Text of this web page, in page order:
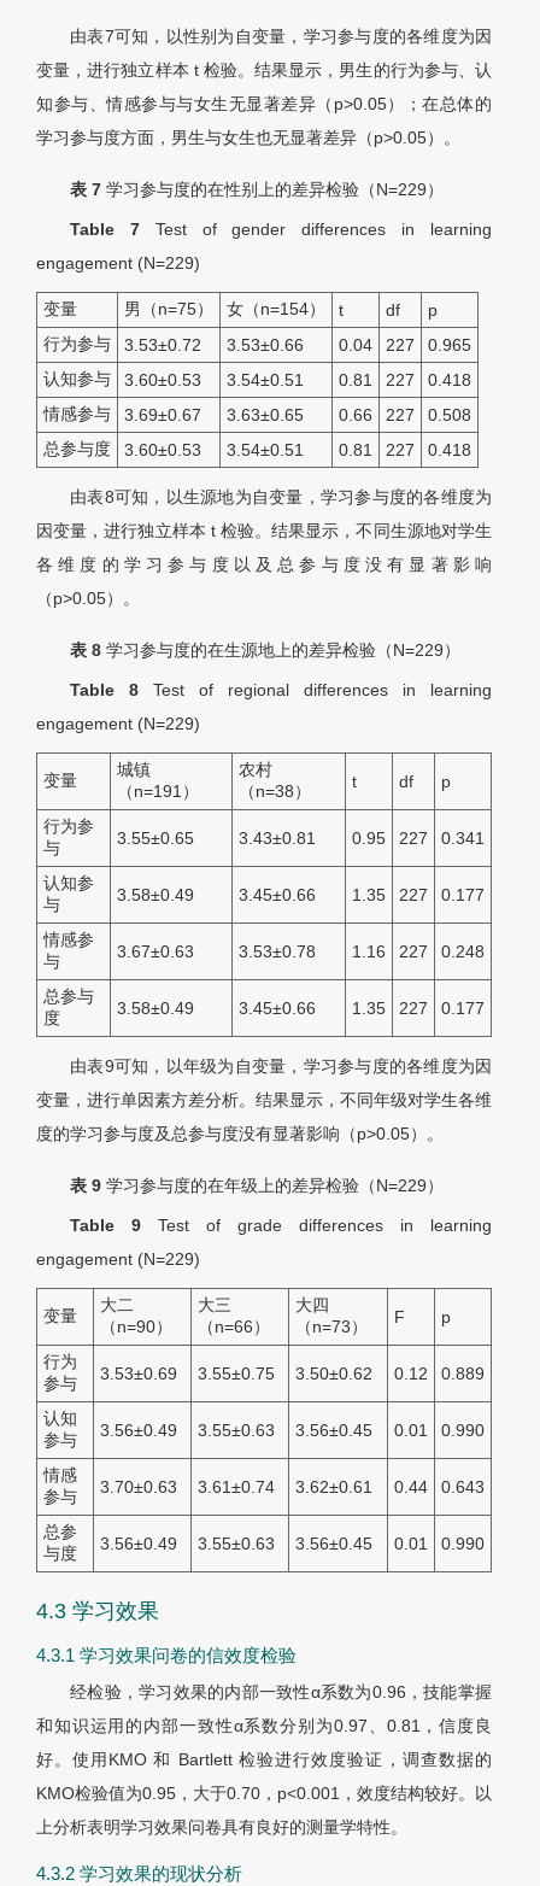
由表7可知，以性别为自变量，学习参与度的各维度为因
变量，进行独立样本 t 检验。结果显示，男生的行为参与、认
知参与、情感参与与女生无显著差异（p>0.05）；在总体的
学习参与度方面，男生与女生也无显著差异（p>0.05）。
表 7 学习参与度的在性别上的差异检验（N=229）
Table 7 Test of gender differences in learning
engagement (N=229)
变量 男（n=75） 女（n=154） t df
p
行为参与
3.53±0.72 3.53±0.66 0.04 227
0.965
认知参与
3.60±0.53 3.54±0.51 0.81 227
0.418
情感参与
3.69±0.67 3.63±0.65 0.66 227
0.508
总参与度
3.60±0.53 3.54±0.51 0.81 227 0.418
由表8可知，以生源地为自变量，学习参与度的各维度为
因变量，进行独立样本 t 检验。结果显示，不同生源地对学生
各维度的学习参与度以及总参与度没有显著影响
（p>0.05）。
表 8 学习参与度的在生源地上的差异检验（N=229）
Table 8 Test of regional differences in learning
engagement (N=229)
变量
城镇
（n=191）
农村
（n=38）
t df p
行为参
与
3.55±0.65 3.43±0.81 0.95 227 0.341
认知参
与
3.58±0.49 3.45±0.66 1.35 227 0.177
情感参
与
3.67±0.63 3.53±0.78 1.16 227 0.248
总参与
度
3.58±0.49 3.45±0.66 1.35 227 0.177
由表9可知，以年级为自变量，学习参与度的各维度为因
变量，进行单因素方差分析。结果显示，不同年级对学生各维
度的学习参与度及总参与度没有显著影响（p>0.05）。
表 9 学习参与度的在年级上的差异检验（N=229）
Table 9 Test of grade differences in learning
engagement (N=229)
变量
大二
（n=90）
大三
（n=66）
大四
（n=73）
F p
行为
参与
3.53±0.69 3.55±0.75 3.50±0.62 0.12 0.889
认知
参与
3.56±0.49 3.55±0.63 3.56±0.45 0.01 0.990
情感
参与
3.70±0.63 3.61±0.74 3.62±0.61 0.44 0.643
总参
与度
3.56±0.49 3.55±0.63 3.56±0.45 0.01 0.990
4.3 学习效果
4.3.1 学习效果问卷的信效度检验
经检验，学习效果的内部一致性α系数为0.96，技能掌握
和知识运用的内部一致性α系数分别为0.97、0.81，信度良
好。使用KMO 和 Bartlett 检验进行效度验证，调查数据的
KMO检验值为0.95，大于0.70，p<0.001，效度结构较好。以
上分析表明学习效果问卷具有良好的测量学特性。
4.3.2 学习效果的现状分析